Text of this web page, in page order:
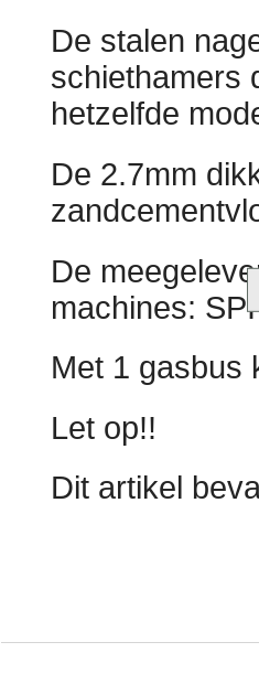
De stalen
schiethamers
hetzelfde
De 2.7mm
De
machines:
Met 1 gasbus
Let op!!
Dit artikel